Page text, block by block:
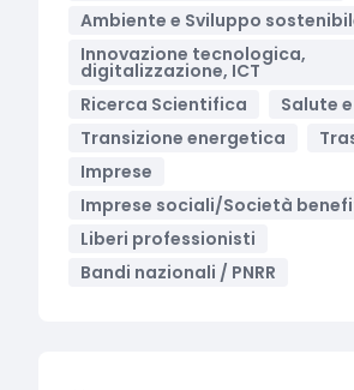
Ambiente e Sviluppo
Innovazione tecnologica,
digitalizzazione, ICT
Ricerca Scientifica
Salute
Transizione energetica
Imprese
Imprese sociali/Società
Liberi professionisti
Bandi nazionali / PNRR